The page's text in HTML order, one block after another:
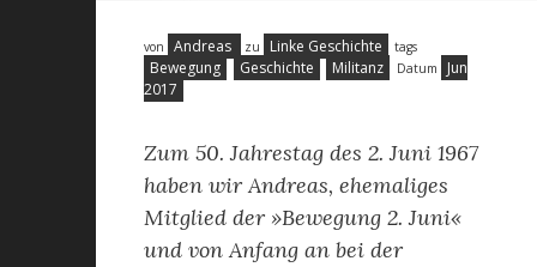
von Andreas zu Linke Geschichte tags
Bewegung Geschichte Militanz Datum
Jun
2017
Zum 50. Jahrestag des 2. Juni 1967
haben wir Andreas, ehemaliges
Mitglied der »Bewegung 2. Juni«
und von Anfang an bei der